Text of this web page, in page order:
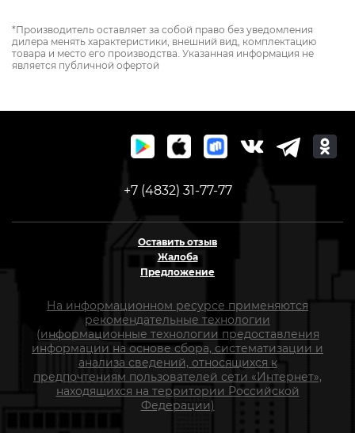
*Производитель оставляет за собой право без уведомления
дилера менять характеристики, внешний вид, комплектацию
товара и место его производства. Указанная информация не
является публичной офертой
+7 (4832) 31-77-77
Оставить отзыв
Жалоба
Предложение
На информационном ресурсе применяются
рекомендательные технологии
(информационные технологии предоставления
информации на основе сбора, систематизации и
анализа сведений, относящихся к
предпочтениям пользователей сети «Интернет»,
находящихся на территории Российской
Федерации)